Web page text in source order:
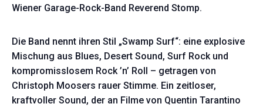
Wiener Garage-Rock-Band Reverend Stomp.
Die Band nennt ihren Stil „Swamp Surf“: eine explosive
Mischung aus Blues, Desert Sound, Surf Rock und
kompromisslosem Rock ’n’ Roll – getragen von
Christoph Moosers rauer Stimme. Ein zeitloser,
kraftvoller Sound, der an Filme von Quentin Tarantino